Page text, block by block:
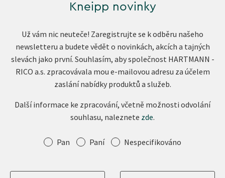
Kneipp novinky
Už vám nic neuteče! Zaregistrujte se k odběru našeho
newsletteru a budete vědět o novinkách, akcích a tajných
slevách jako první. Souhlasím, aby společnost HARTMANN -
RICO a.s. zpracovávala mou e-mailovou adresu za účelem
zaslání nabídky produktů a služeb.
Další informace ke zpracování, včetně možnosti odvolání
souhlasu, naleznete zde.
Oslovení Pan Paní Nespecifikováno